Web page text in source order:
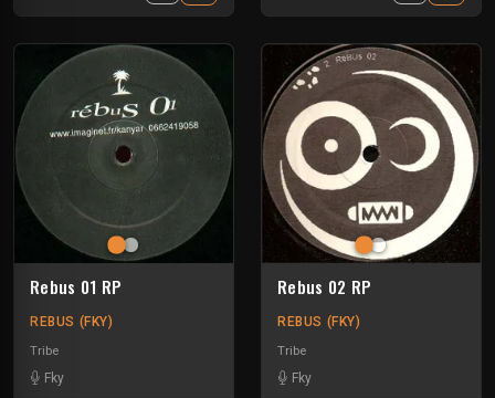
Rebus 01 RP
REBUS (FKY)
Tribe
Fky
Rebus 02 RP
REBUS (FKY)
Tribe
Fky